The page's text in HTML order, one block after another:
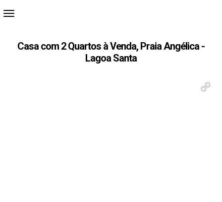
Casa com 2 Quartos à Venda, Praia Angélica -
Lagoa Santa